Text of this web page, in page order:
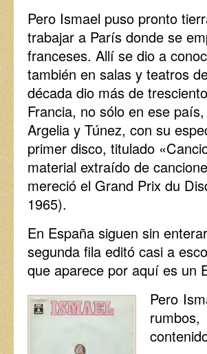
Pero Ismael puso pronto
trabajar a París donde se
franceses. Allí se dio a
también en salas y teatros
década dio más de
Francia, no sólo en ese
Argelia y Túnez, con su
primer disco, titulado
material extraído de
mereció el Grand Prix du
1965).
En España siguen sin
segunda fila editó casi a
que aparece por aquí es un
Pero